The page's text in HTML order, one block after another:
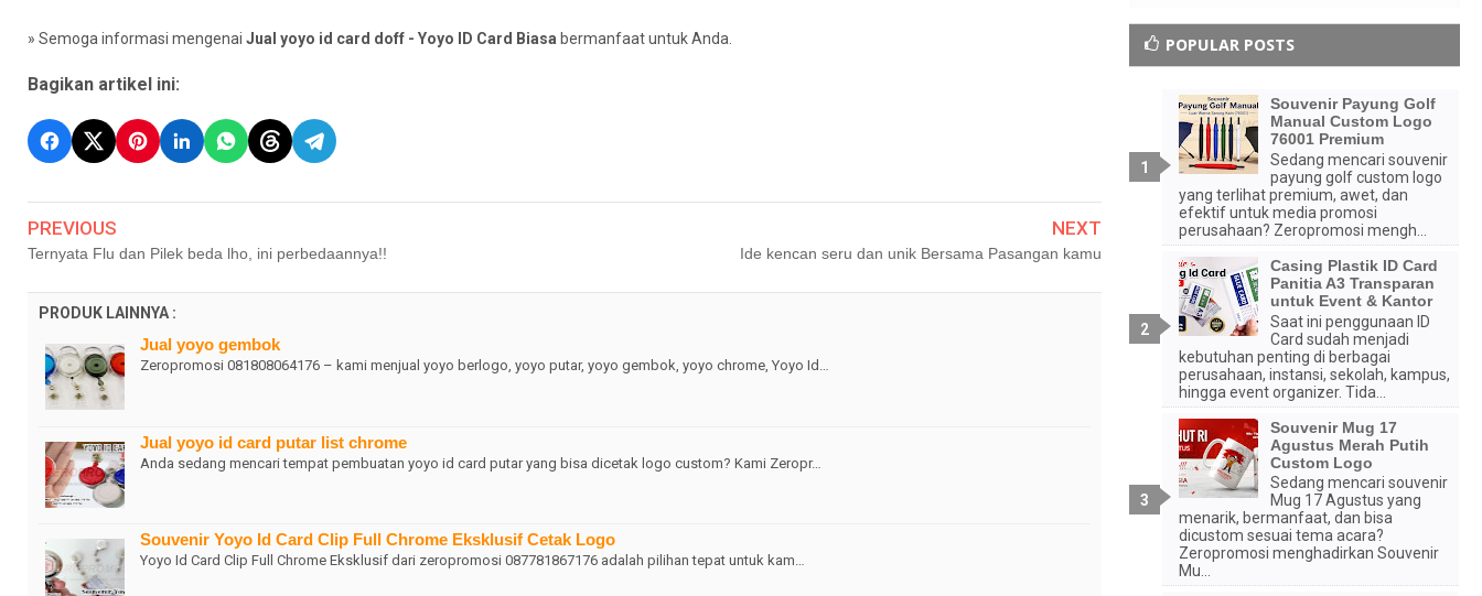
» Semoga informasi mengenai Jual yoyo id card doff - Yoyo ID Card Biasa bermanfaat untuk Anda.
Bagikan artikel ini:
PREVIOUS
Ternyata Flu dan Pilek beda lho, ini perbedaannya!!
NEXT
Ide kencan seru dan unik Bersama Pasangan kamu
PRODUK LAINNYA :
Jual yoyo gembok
Zeropromosi 081808064176 – kami menjual yoyo berlogo, yoyo putar, yoyo gembok, yoyo chrome, Yoyo Id…
Jual yoyo id card putar list chrome
Anda sedang mencari tempat pembuatan yoyo id card putar yang bisa dicetak logo custom? Kami Zeropr…
Souvenir Yoyo Id Card Clip Full Chrome Eksklusif Cetak Logo
Yoyo Id Card Clip Full Chrome Eksklusif dari zeropromosi 087781867176 adalah pilihan tepat untuk kam…
POPULAR POSTS
Souvenir Payung Golf
Manual Custom Logo
76001 Premium
Sedang mencari souvenir
payung golf custom logo
yang terlihat premium, awet, dan
efektif untuk media promosi
perusahaan? Zeropromosi mengh...
Casing Plastik ID Card
Panitia A3 Transparan
untuk Event & Kantor
Saat ini penggunaan ID
Card sudah menjadi
kebutuhan penting di berbagai
perusahaan, instansi, sekolah, kampus,
hingga event organizer. Tida...
Souvenir Mug 17
Agustus Merah Putih
Custom Logo
Sedang mencari souvenir
Mug 17 Agustus yang
menarik, bermanfaat, dan bisa
dicustom sesuai tema acara?
Zeropromosi menghadirkan Souvenir
Mu...